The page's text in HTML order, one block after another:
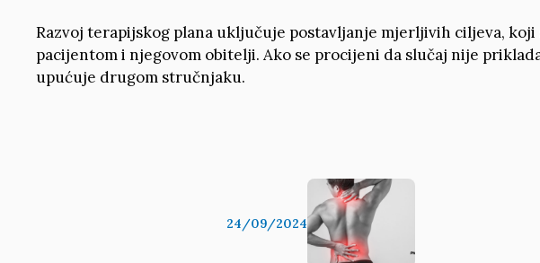
Razvoj terapijskog plana uključuje postavljanje mjerljivih ciljeva,
pacijentom i njegovom obitelji. Ako se procijeni da slučaj nije
upućuje drugom stručnjaku.
24/09/2024